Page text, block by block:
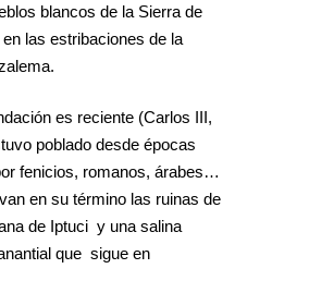
blancos de la Sierra de
las estribaciones de la
es reciente (Carlos III,
poblado desde épocas
fenicios, romanos, árabes…
en su término las ruinas de
de Iptuci y una salina
que sigue en